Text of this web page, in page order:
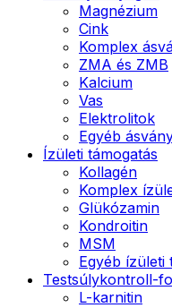
Magnézium
Cink
Komplex
ZMA és ZMB
Kalcium
Vas
Elektrolitok
Egyéb
Ízületi támogatás
Kollagén
Komplex
Glükózamin
Kondroitin
MSM
Egyéb ízületi
Testsúlykontroll-
L-karnitin